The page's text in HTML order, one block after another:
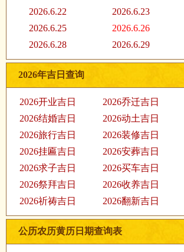
2026.6.22
2026.6.23
2026.6.25
2026.6.26
2026.6.28
2026.6.29
2026年吉日查询
2026开业吉日 2026乔迁吉日
2026结婚吉日
2026动土吉日
2026旅行吉日
2026装修吉日
2026挂匾吉日
2026安葬吉日
2026求子吉日
2026买车吉日
2026祭拜吉日
2026收养吉日
2026祈祷吉日
2026翻新吉日
公历农历黄历日期查询表